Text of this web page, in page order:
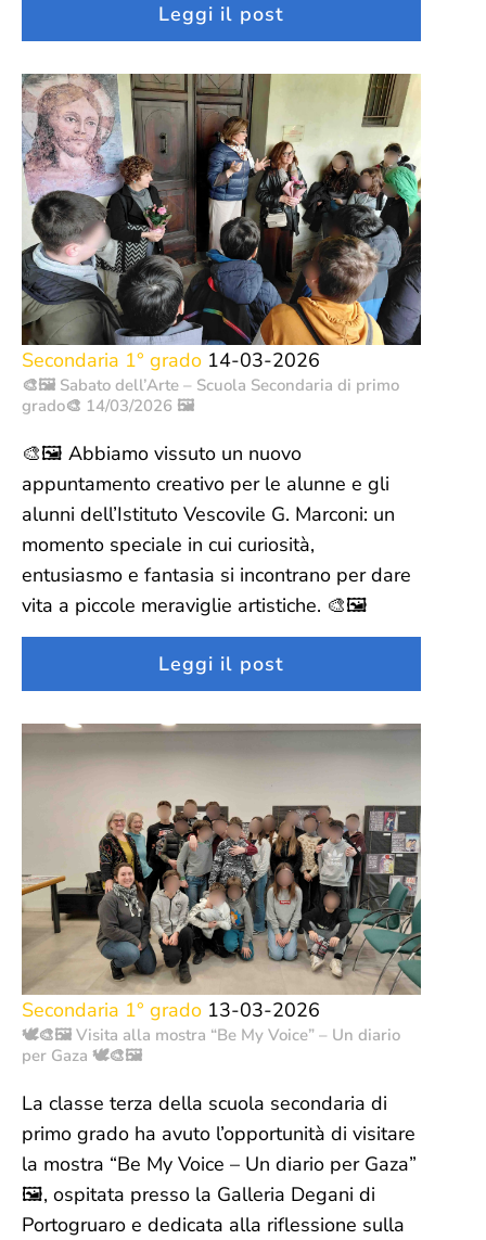
Leggi il post
Secondaria 1° grado 14-03-2026
🎨🖼️ Sabato dell’Arte – Scuola Secondaria di primo
grado🎨 14/03/2026 🖼️
🎨🖼️ Abbiamo vissuto un nuovo
appuntamento creativo per le alunne e gli
alunni dell’Istituto Vescovile G. Marconi: un
momento speciale in cui curiosità,
entusiasmo e fantasia si incontrano per dare
vita a piccole meraviglie artistiche. 🎨🖼️
Leggi il post
Secondaria 1° grado 13-03-2026
🕊️🎨🖼️ Visita alla mostra “Be My Voice” – Un diario
per Gaza 🕊️🎨🖼️
La classe terza della scuola secondaria di
primo grado ha avuto l’opportunità di visitare
la mostra “Be My Voice – Un diario per Gaza”
🖼️, ospitata presso la Galleria Degani di
Portogruaro e dedicata alla riflessione sulla